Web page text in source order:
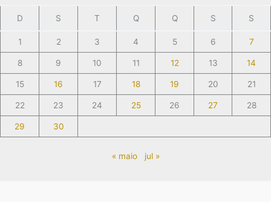
D S T Q Q S S
1 2 3 4 5 6 7
8 9 10 11 12 13 14
15 16 17 18 19 20 21
22 23 24 25 26 27 28
29 30
« maio jul »